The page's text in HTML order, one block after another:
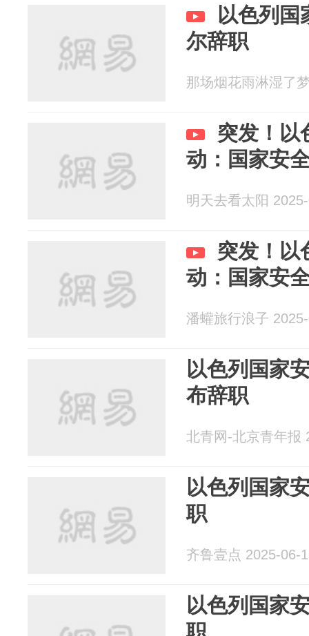
以色列国
尔辞职
那场烟花雨淋湿了
突发！以
动：国家安
明天去看太阳
突发！以
动：国家安
潘蠸旅行浪子
以色列国家
布辞职
北青网-北京青年报
以色列国家
职
齐鲁壹点 2025-06-
以色列国家